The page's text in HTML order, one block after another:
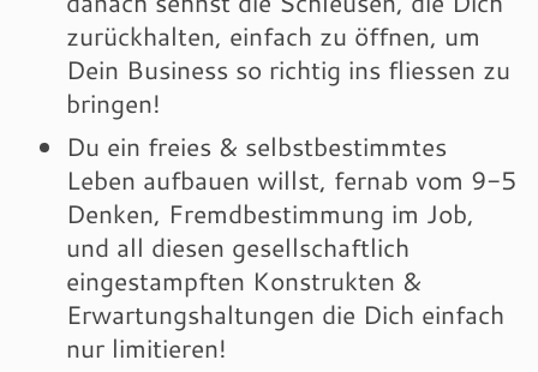
zurückhalten, einfach zu öffnen, um
Dein Business so richtig ins fliessen zu
bringen!
Du ein freies & selbstbestimmtes
Leben aufbauen willst, fernab vom 9-5
Denken, Fremdbestimmung im Job,
und all diesen gesellschaftlich
eingestampften Konstrukten &
Erwartungshaltungen die Dich einfach
nur limitieren!